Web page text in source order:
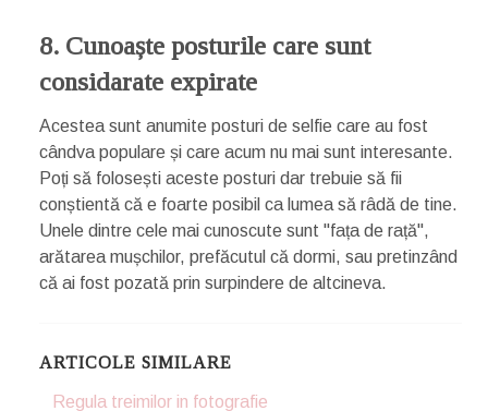
8. Cunoaște posturile care sunt
considarate expirate
Acestea sunt anumite posturi de selfie care au fost
cândva populare și care acum nu mai sunt interesante.
Poți să folosești aceste posturi dar trebuie să fii
conștientă că e foarte posibil ca lumea să râdă de tine.
Unele dintre cele mai cunoscute sunt "fața de rață",
arătarea mușchilor, prefăcutul că dormi, sau pretinzând
că ai fost pozată prin surpindere de altcineva.
ARTICOLE SIMILARE
Regula treimilor in fotografie